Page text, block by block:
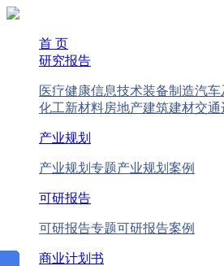
首 页
研究报告
医疗健康信息技术装备制造汽车
化工新材料房地产建筑建材交通
产业规划
产业规划专题产业规划案例
可研报告
可研报告专题可研报告案例
商业计划书